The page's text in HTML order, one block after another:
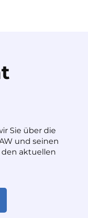
Sie über die
und seinen
den aktuellen